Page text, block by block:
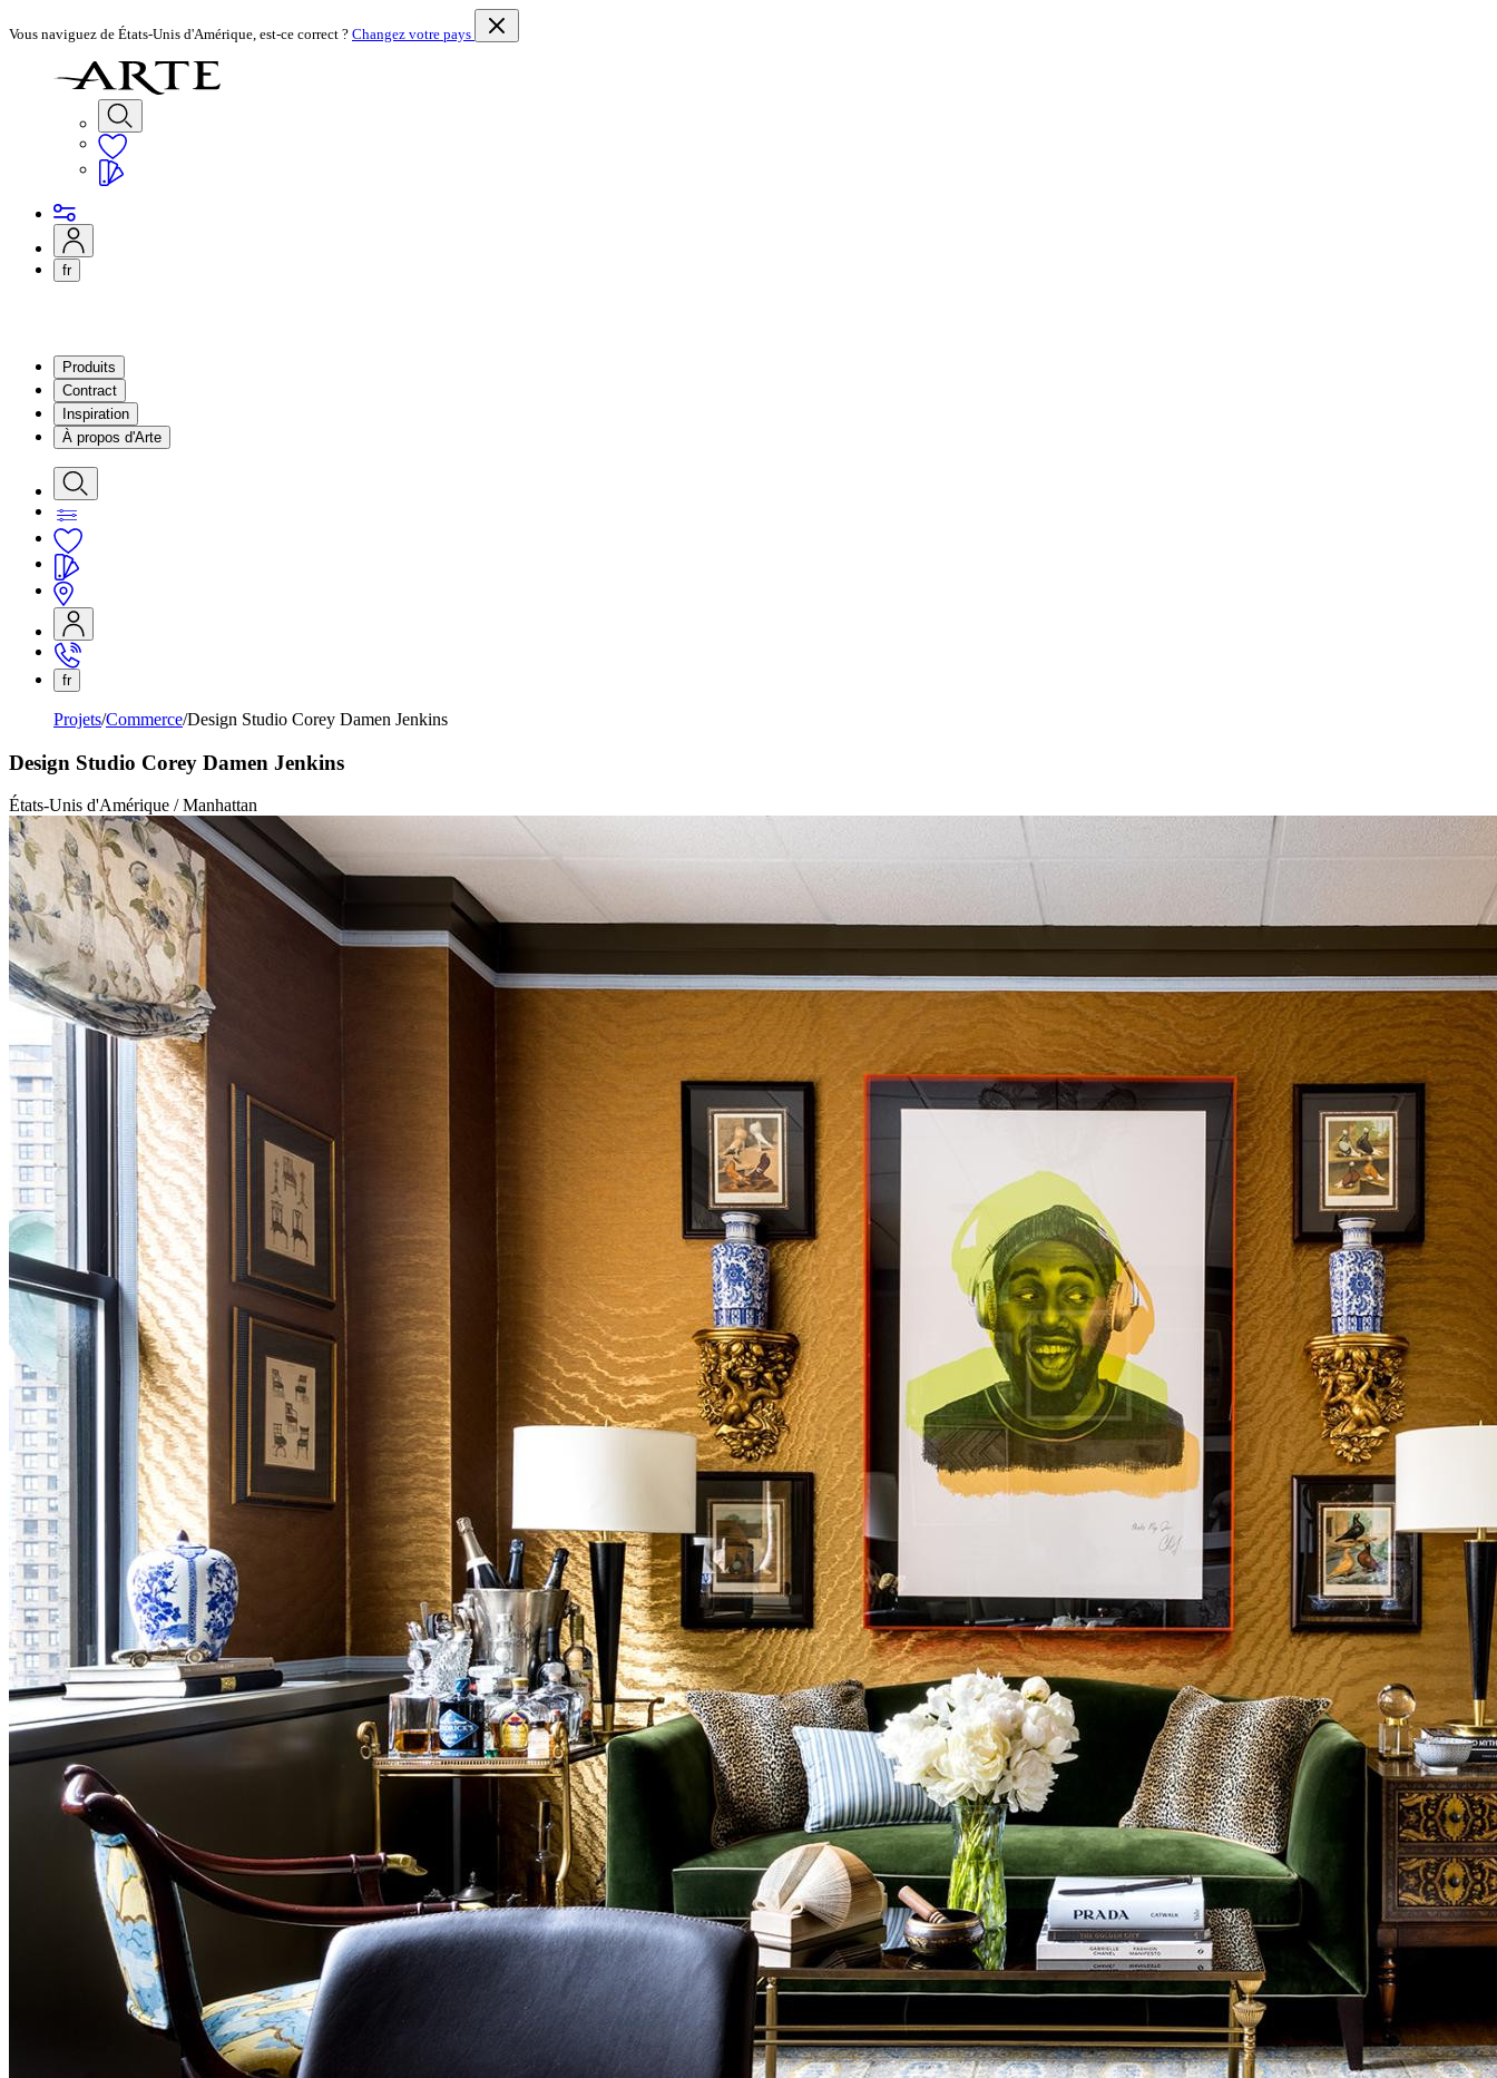
Vous naviguez de États-Unis d'Amérique, est-ce correct ? Changez votre pays
fr
Produits
Contract
Inspiration
À propos d'Arte
fr
Projets Commerce Design Studio Corey Damen Jenkins
Design Studio Corey Damen Jenkins
États-Unis d'Amérique / Manhattan